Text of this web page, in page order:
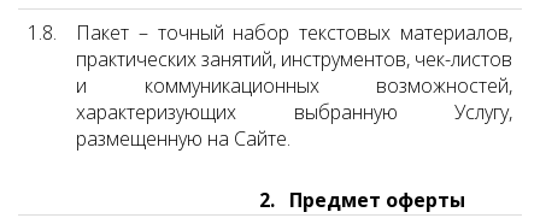
1.8.
Пакет – точный набор текстовых материалов,
практических занятий, инструментов, чек-листов
и коммуникационных возможностей,
характеризующих выбранную Услугу,
размещенную на Сайте.
2. Предмет оферты